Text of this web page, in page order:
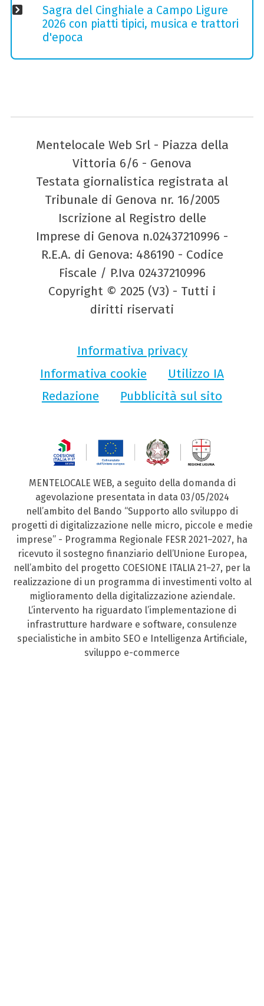
Sagra del Cinghiale a Campo Ligure
2026 con piatti tipici, musica e trattori
d'epoca
Mentelocale Web Srl - Piazza della
Vittoria 6/6 - Genova
Testata giornalistica registrata al
Tribunale di Genova nr. 16/2005
Iscrizione al Registro delle
Imprese di Genova n.02437210996 -
R.E.A. di Genova: 486190 - Codice
Fiscale / P.Iva 02437210996
Copyright © 2025 (V3) - Tutti i
diritti riservati
Informativa privacy
Informativa cookie
Utilizzo IA
Redazione
Pubblicità sul sito
MENTELOCALE WEB, a seguito della domanda di
agevolazione presentata in data 03/05/2024
nell’ambito del Bando “Supporto allo sviluppo di
progetti di digitalizzazione nelle micro, piccole e medie
imprese” - Programma Regionale FESR 2021–2027, ha
ricevuto il sostegno finanziario dell’Unione Europea,
nell’ambito del progetto COESIONE ITALIA 21–27, per la
realizzazione di un programma di investimenti volto al
miglioramento della digitalizzazione aziendale.
L’intervento ha riguardato l’implementazione di
infrastrutture hardware e software, consulenze
specialistiche in ambito SEO e Intelligenza Artificiale,
sviluppo e-commerce